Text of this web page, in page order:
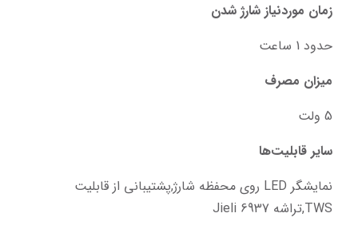
زمان موردنیاز شارژ شدن
حدود 1 ساعت
میزان مصرف
5 ولت
سایر قابلیت‌ها
TWS,تراشه Jieli 6937